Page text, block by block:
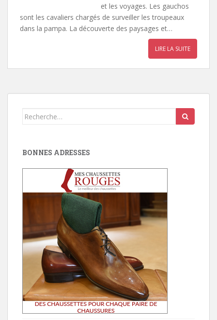
et les voyages. Les gauchos
sont les cavaliers chargés de surveiller les troupeaux
dans la pampa. La découverte des paysages et…
LIRE LA SUITE
Search
BONNES ADRESSES